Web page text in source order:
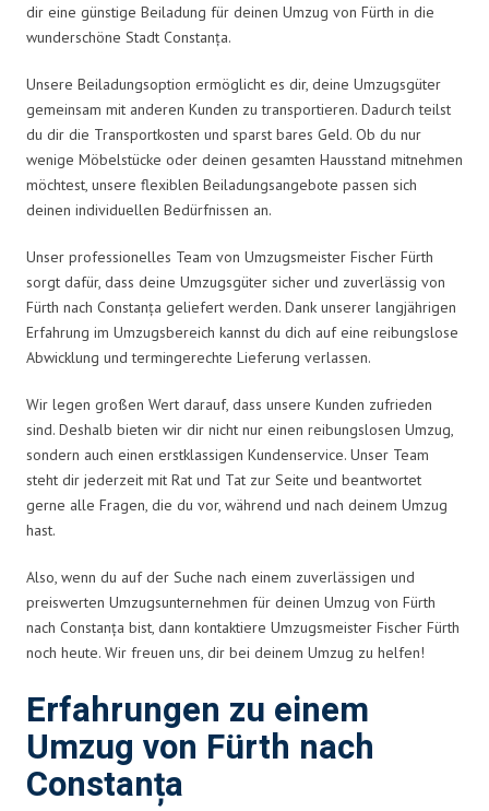
dir eine günstige Beiladung für deinen Umzug von Fürth in die
wunderschöne Stadt Constanța.
Unsere Beiladungsoption ermöglicht es dir, deine Umzugsgüter
gemeinsam mit anderen Kunden zu transportieren. Dadurch teilst
du dir die Transportkosten und sparst bares Geld. Ob du nur
wenige Möbelstücke oder deinen gesamten Hausstand mitnehmen
möchtest, unsere flexiblen Beiladungsangebote passen sich
deinen individuellen Bedürfnissen an.
Unser professionelles Team von Umzugsmeister Fischer Fürth
sorgt dafür, dass deine Umzugsgüter sicher und zuverlässig von
Fürth nach Constanța geliefert werden. Dank unserer langjährigen
Erfahrung im Umzugsbereich kannst du dich auf eine reibungslose
Abwicklung und termingerechte Lieferung verlassen.
Wir legen großen Wert darauf, dass unsere Kunden zufrieden
sind. Deshalb bieten wir dir nicht nur einen reibungslosen Umzug,
sondern auch einen erstklassigen Kundenservice. Unser Team
steht dir jederzeit mit Rat und Tat zur Seite und beantwortet
gerne alle Fragen, die du vor, während und nach deinem Umzug
hast.
Also, wenn du auf der Suche nach einem zuverlässigen und
preiswerten Umzugsunternehmen für deinen Umzug von Fürth
nach Constanța bist, dann kontaktiere Umzugsmeister Fischer Fürth
noch heute. Wir freuen uns, dir bei deinem Umzug zu helfen!
Erfahrungen zu einem
Umzug von Fürth nach
Constanța